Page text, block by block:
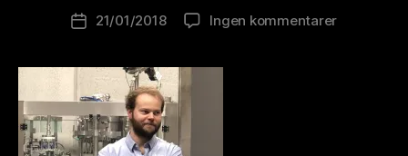
Innleggsforfatter
l
Publiseringsdato
21/01/2018 Ingen kommentarertil